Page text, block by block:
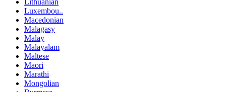
Lithuanian
Luxembou..
Macedonian
Malagasy
Malay
Malayalam
Maltese
Maori
Marathi
Mongolian